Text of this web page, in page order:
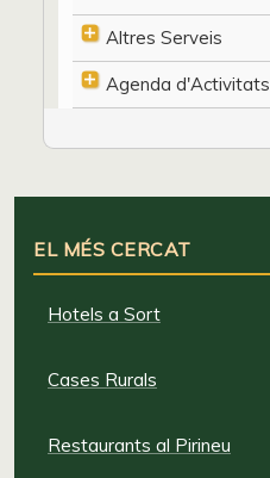
Altres Serveis
Agenda d'Activitats
EL MÉS CERCAT
Hotels a Sort
Cases Rurals
Restaurants al Pirineu